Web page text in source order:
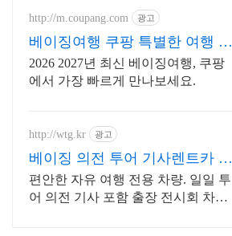
http://m.coupang.com 광고
베이징여행 쿠팡 특별한 여행 코
스 제안
2026 2027년 최신 베이징여행, 쿠팡
에서 가장 빠르게 만나보세요.
http://wtg.kr 광고
베이징 의전 투어 기사렌트카 카
톡 실시간 한국어 지원!
편안한 자유 여행 전용 차량. 일일 투
어 의전 기사 포함 출장 전시회 차량